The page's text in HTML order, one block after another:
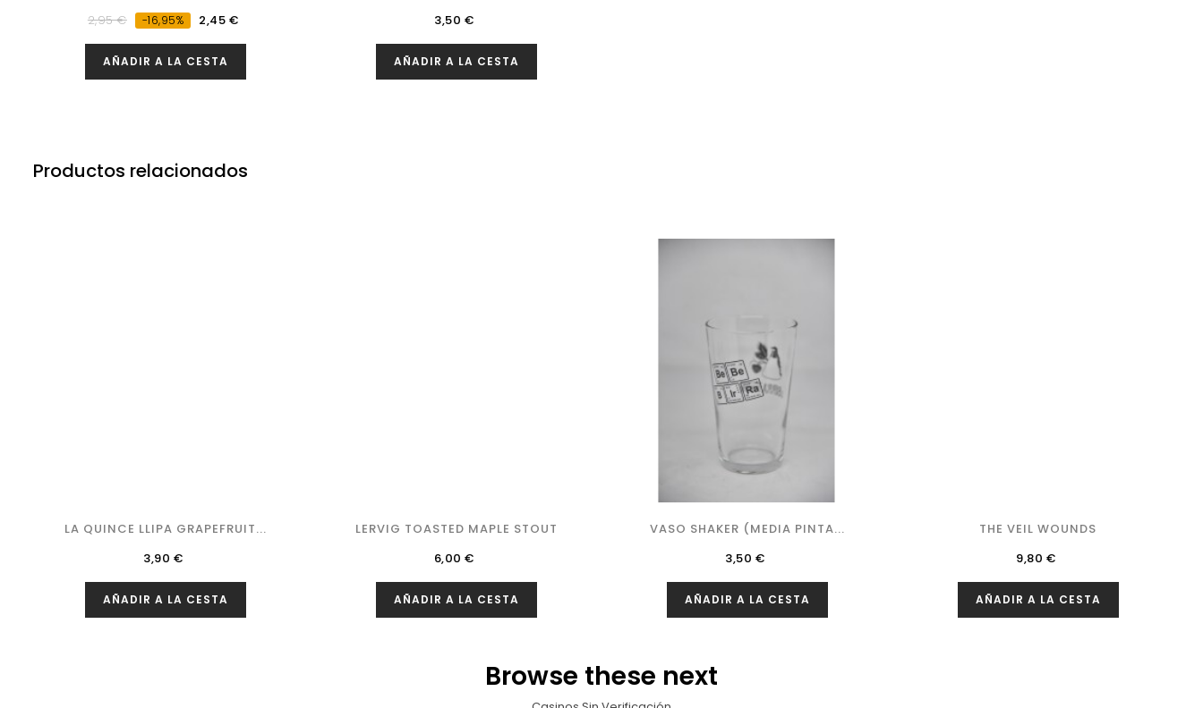
Precio
regular
2,95 € -16,95% Precio
2,45 €
AÑADIR A LA CESTA
Precio
3,50 €
AÑADIR A LA CESTA
Productos relacionados
LA QUINCE LLIPA GRAPEFRUIT...
Precio
3,90 €
AÑADIR A LA CESTA
LERVIG TOASTED MAPLE STOUT
Precio
6,00 €
AÑADIR A LA CESTA
VASO SHAKER (MEDIA PINTA...
Precio
3,50 €
AÑADIR A LA CESTA
THE VEIL WOUNDS
Precio
9,80 €
AÑADIR A LA CESTA
Browse these next